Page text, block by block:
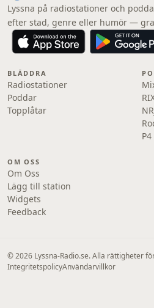
Lyssna på radiostationer och
efter stad, genre eller humör —
BLÄDDRA
Radiostationer
Poddar
Topplåtar
OM OSS
Om Oss
Lägg till station
Widgets
Feedback
© 2026 Lyssna-Radio.se. Alla rättigheter
IntegritetspolicyAnvändarvillkor